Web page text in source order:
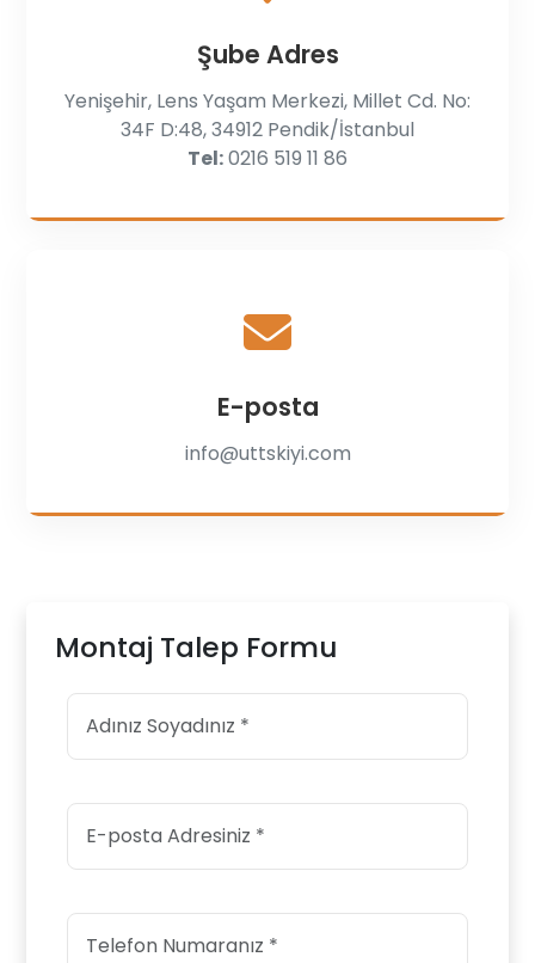
Şube Adres
Yenişehir, Lens Yaşam Merkezi, Millet Cd. No:
34F D:48, 34912 Pendik/İstanbul
Tel:0216 519 11 86
E-posta
info@uttskiyi.com
Montaj Talep Formu